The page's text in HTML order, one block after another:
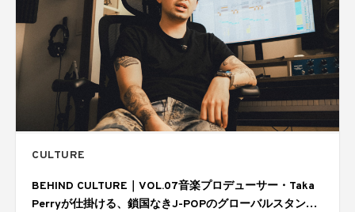
CULTURE
BEHIND CULTURE｜VOL.07音楽プロデューサー・Taka
Perryが仕掛ける、鎖国なきJ-POPのグローバルスタンダ